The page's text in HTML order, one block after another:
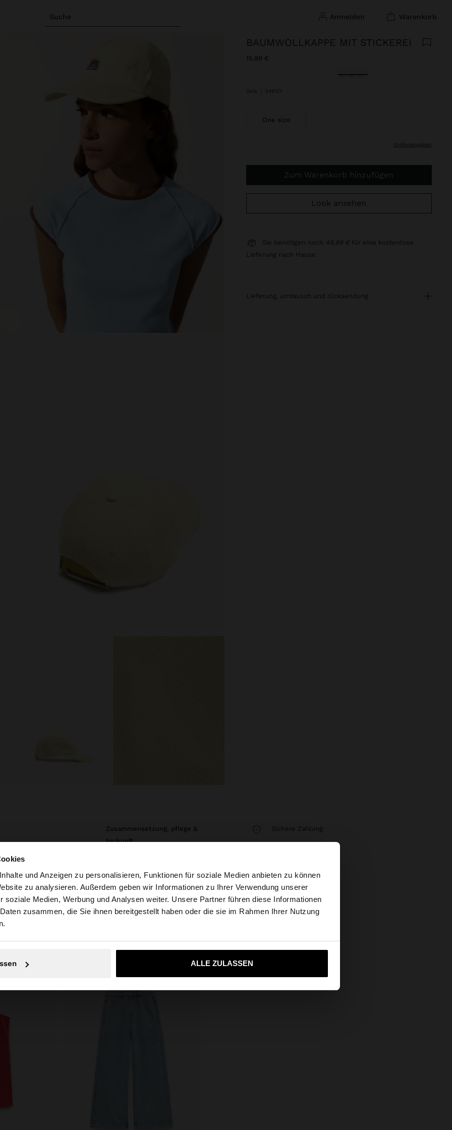
und Anzeigen zu personalisieren, Funktionen für soziale Medien anbieten zu können
zu analysieren. Außerdem geben wir Informationen zu Ihrer Verwendung unserer
soziale Medien, Werbung und Analysen weiter. Unsere Partner führen diese Informationen
zusammen, die Sie ihnen bereitgestellt haben oder die sie im Rahmen Ihrer Nutzung
ALLE ZULASSEN
Suche anmelden warenkorb
×
auf die Website zu. Möchten Sie unsere United States Website
Nein, bleiben Sie bei Deutschland Ja, bringen Sie mich zu United States
BAUMWOLLKAPPE MIT STICKEREI
15,99 €
ausgewählt
Gelb 248127
One size
größenangaben
Zum Warenkorb hinzufügen
Look ansehen
Sie benötigen noch 49,99 €
für eine kostenlose
Lieferung nach Hause
lieferung, umtausch und rücksendung
inspiriert
im
und
und
zusammensetzung, pflege &
herkunft
Polyester
Umfang: 1
Sichere Zahlung